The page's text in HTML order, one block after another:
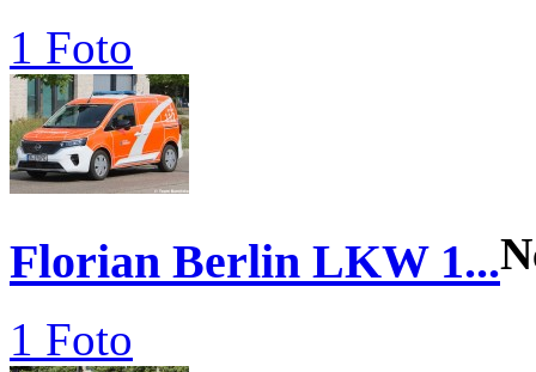
1 Foto
Florian Berlin LKW 1...
1 Foto